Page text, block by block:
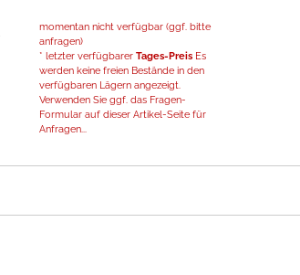
momentan nicht verfügbar (ggf. bitte
anfragen)
* letzter verfügbarerTages-Preis Es
werden keine freien Bestände in den
verfügbaren Lägern angezeigt.
Verwenden Sie ggf. das Fragen-
Formular auf dieser Artikel-Seite für
Anfragen...